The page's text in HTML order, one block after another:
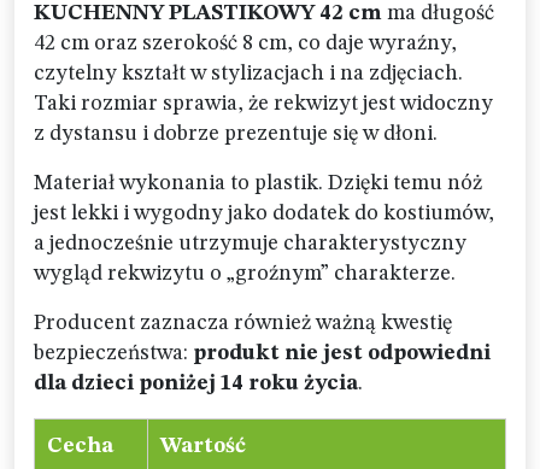
KUCHENNY PLASTIKOWY 42 cm ma długość
42 cm oraz szerokość 8 cm, co daje wyraźny,
czytelny kształt w stylizacjach i na zdjęciach.
Taki rozmiar sprawia, że rekwizyt jest widoczny
z dystansu i dobrze prezentuje się w dłoni.
Materiał wykonania to plastik. Dzięki temu nóż
jest lekki i wygodny jako dodatek do kostiumów,
a jednocześnie utrzymuje charakterystyczny
wygląd rekwizytu o „groźnym” charakterze.
Producent zaznacza również ważną kwestię
bezpieczeństwa: produkt nie jest odpowiedni
dla dzieci poniżej 14 roku życia.
Cecha Wartość